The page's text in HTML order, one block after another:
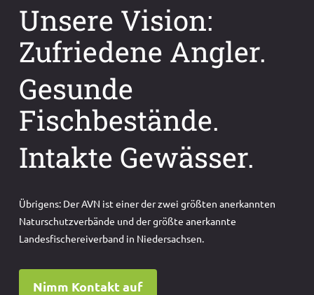
Unsere Vision:
Zufriedene Angler.
Gesunde
Fischbestände.
Intakte Gewässer.
Übrigens: Der AVN ist einer der zwei größten anerkannten
Naturschutzverbände und der größte anerkannte
Landesfischereiverband in Niedersachsen.
Nimm Kontakt auf